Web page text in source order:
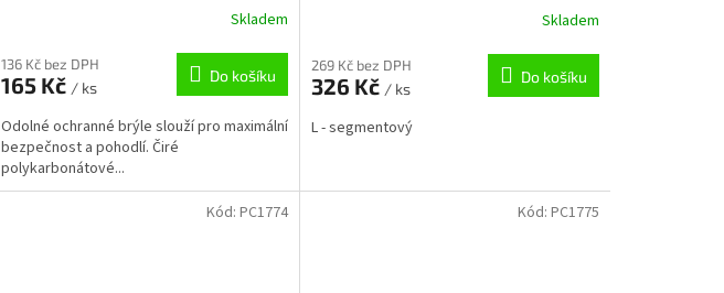
Skladem
136 Kč bez DPH
165 Kč / ks
Do košíku
Odolné ochranné brýle slouží pro maximální
bezpečnost a pohodlí. Čiré
polykarbonátové...
Skladem
269 Kč bez DPH
326 Kč / ks
Do košíku
L - segmentový
Kód: PC1774 Kód: PC1775